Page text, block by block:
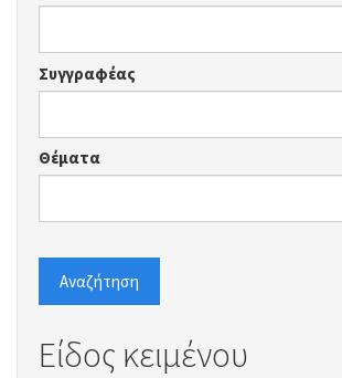
Συγγραφέας
Θέματα
Αναζήτηση
Είδος κειμένου